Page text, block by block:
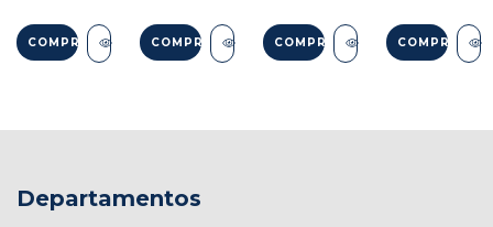
COMPRAR COMPRAR COMPRAR COMPRAR
Departamentos